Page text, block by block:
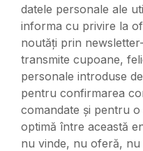
datele personale ale
informa cu privire la
noutăți prin
transmite cupoane,
personale introduse
pentru confirmarea
comandate și pentru
optimă între această
nu vinde, nu oferă, nu